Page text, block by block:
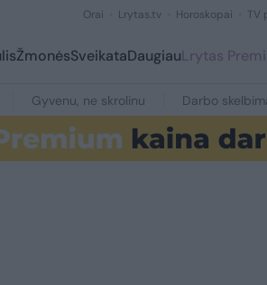
Orai Lrytas.tv Horoskopai TV
ŽmonėsSveikataDaugiauLrytas
Gyvenu, ne skrolinu Darbo